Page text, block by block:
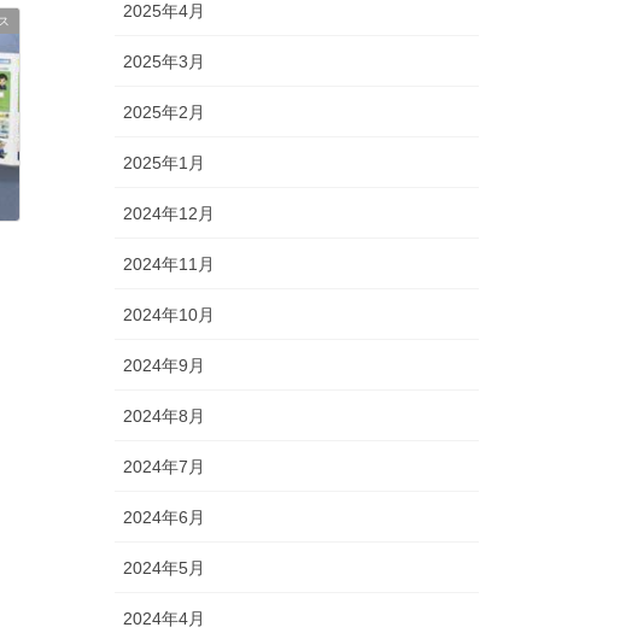
2025年4月
2025年3月
2025年2月
2025年1月
2024年12月
2024年11月
2024年10月
2024年9月
2024年8月
2024年7月
2024年6月
2024年5月
2024年4月